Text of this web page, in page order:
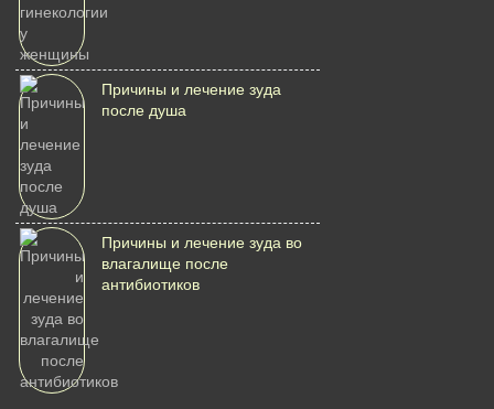
Причины и лечение зуда
после душа
Причины и лечение зуда во
влагалище после
антибиотиков